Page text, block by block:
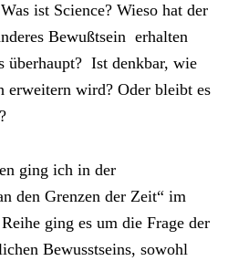
ist Science? Wieso hat der
Bewußtsein erhalten
überhaupt? Ist denkbar, wie
erweitern wird? Oder bleibt es
ging ich in der
den Grenzen der Zeit“ im
ging es um die Frage der
Bewusstseins, sowohl